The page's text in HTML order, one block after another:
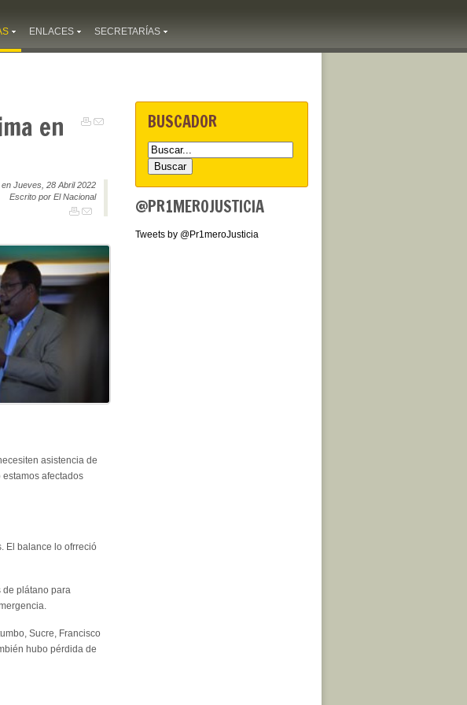
ENLACES SECRETARÍAS
en
Jueves, 28 Abril 2022
Escrito por El Nacional
asistencia de
afectados
El balance lo ofrreció
plátano para
Sucre, Francisco
hubo pérdida de
BUSCADOR
@PR1MEROJUSTICIA
Tweets by @Pr1meroJusticia